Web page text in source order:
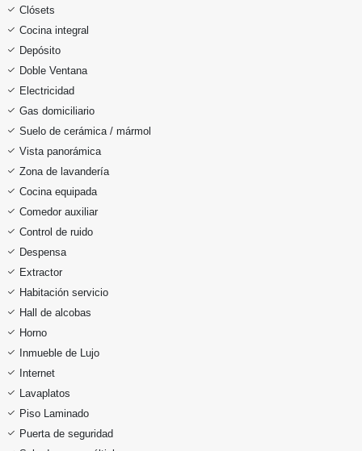
Clósets
Cocina integral
Depósito
Doble Ventana
Electricidad
Gas domiciliario
Suelo de cerámica / mármol
Vista panorámica
Zona de lavandería
Cocina equipada
Comedor auxiliar
Control de ruido
Despensa
Extractor
Habitación servicio
Hall de alcobas
Horno
Inmueble de Lujo
Internet
Lavaplatos
Piso Laminado
Puerta de seguridad